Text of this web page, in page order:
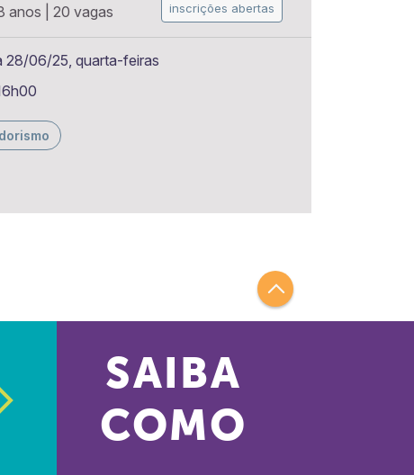
anos 20 vagas inscrições abertas
28/06/25, quarta-feiras
SAIBA
COMO